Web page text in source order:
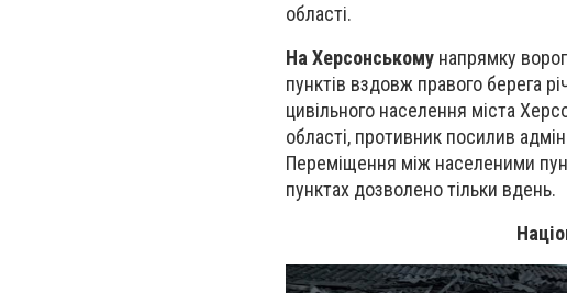
області.
На Херсонському напрямку
пунктів вздовж правого берега
цивільного населення міста
області, противник посилив
Переміщення між населеними
пунктах дозволено тільки вдень.